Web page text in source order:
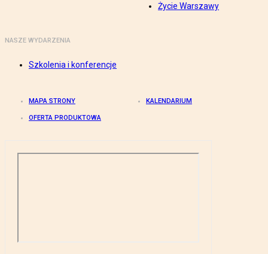
Życie Warszawy
NASZE WYDARZENIA
Szkolenia i konferencje
MAPA STRONY KALENDARIUM
OFERTA PRODUKTOWA